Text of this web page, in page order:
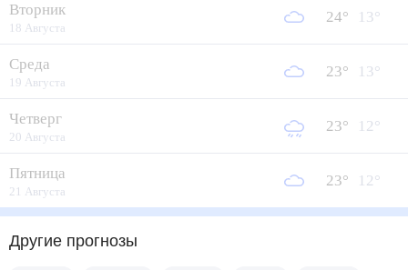
Вторник
18 Августа
24° 13°
Среда
19 Августа
23° 13°
Четверг
20 Августа
23° 12°
Пятница
21 Августа
23° 12°
Другие прогнозы